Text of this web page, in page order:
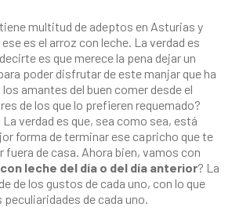
multitud de adeptos en Asturias y
es el arroz con leche. La verdad es
es que merece la pena dejar un
poder disfrutar de este manjar que ha
amantes del buen comer desde el
de los que lo prefieren requemado?
verdad es que, sea como sea, está
forma de terminar ese capricho que te
fuera de casa. Ahora bien, vamos con
leche del día o del día anterior? La
de los gustos de cada uno, con lo que
de cada uno.